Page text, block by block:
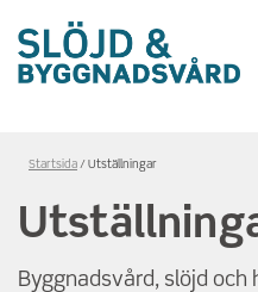
Länkstig,
sidan
Startsida Utställningar
Byggnadsvård, slöjd och